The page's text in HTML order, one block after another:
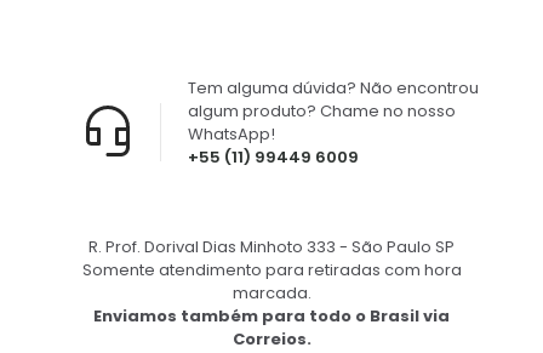
+55 (11) 99449 6009
Tem alguma dúvida? Não encontrou
algum produto? Chame no nosso
WhatsApp!
R. Prof. Dorival Dias Minhoto 333 - São Paulo SP
Somente atendimento para retiradas com hora
marcada.
Enviamos também para todo o Brasil via
Correios.